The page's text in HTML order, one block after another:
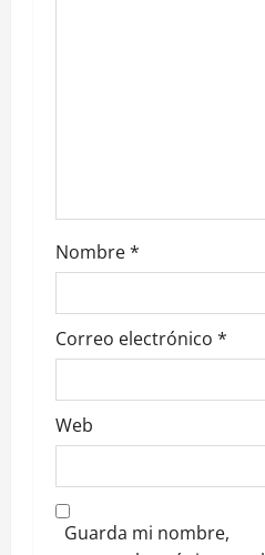
d
a
s
Nombre*
Correo electrónico *
Web
Guarda mi nombre,